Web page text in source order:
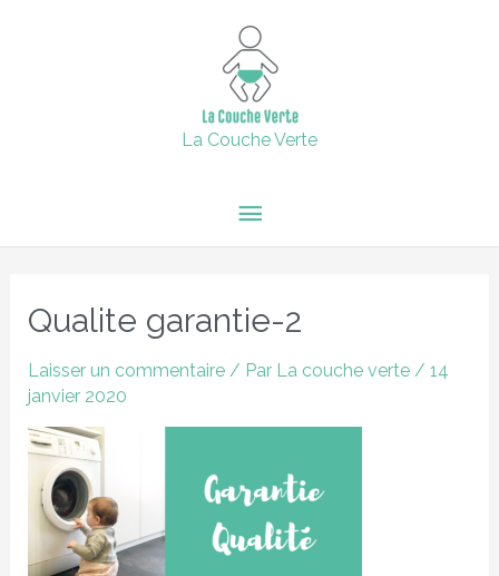
le code : 2024 + Livraison offerte en point relais dès 60€
d'achats.
Fermer
La Couche Verte
Menu
principal
Qualite garantie-2
Laisser un commentaire / Par La couche verte / 14
janvier 2020